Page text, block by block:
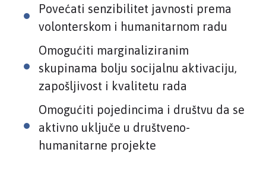
Povećati senzibilitet javnosti prema
volonterskom i humanitarnom radu
Omogućiti marginaliziranim
skupinama bolju socijalnu aktivaciju,
zapošljivost i kvalitetu rada
Omogućiti pojedincima i društvu da se
aktivno uključe u društveno-
humanitarne projekte